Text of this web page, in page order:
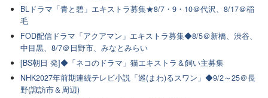
BLドラマ「青と碧」エキストラ募集★8/7・9・10＠代沢、8/17＠稲
毛
FOD配信ドラマ「アクアマン」エキストラ募集◆8/5＠新橋、渋谷、
中目黒、8/7＠日野市、みなとみらい
[BS朝日 発]◆「ネコのドラマ」猫エキストラ＆飼い主募集
NHK2027年前期連続テレビ小説「巡(まわ)るスワン」◆9/2～25＠長
野(諏訪市＆周辺)